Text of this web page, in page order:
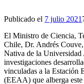
Publicado el 7 julio 2021
El Ministro de Ciencia,
Chile, Dr. Andrés
Nativa de la
investigaciones
vinculadas a la Estación
(EEAA) que alberga